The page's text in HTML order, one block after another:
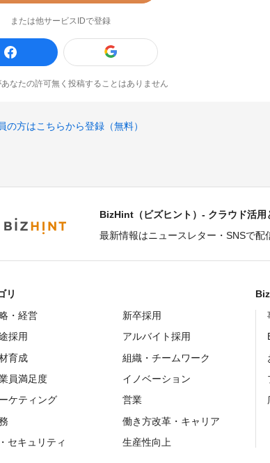
または他サービスIDで登録
なたの許可無く投稿することはありません
の方はこちらから登録（無料）
BizHint（ビズヒント）- クラウド活用
最新情報はニュースレター・SNSで配
リ
・経営
新卒採用
採用
アルバイト採用
育成
組織・チームワーク
員満足度
イノベーション
ケティング
営業
働き方改革・キャリア
セキュリティ
生産性向上